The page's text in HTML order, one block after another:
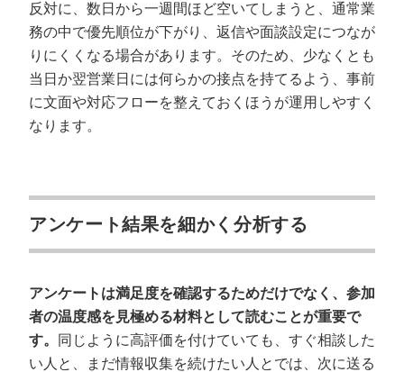
反対に、数日から一週間ほど空いてしまうと、通常業
務の中で優先順位が下がり、返信や面談設定につなが
りにくくなる場合があります。そのため、少なくとも
当日か翌営業日には何らかの接点を持てるよう、事前
に文面や対応フローを整えておくほうが運用しやすく
なります。
アンケート結果を細かく分析する
アンケートは満足度を確認するためだけでなく、参加
者の温度感を見極める材料として読むことが重要で
す。
同じように高評価を付けていても、すぐ相談した
い人と、まだ情報収集を続けたい人とでは、次に送る